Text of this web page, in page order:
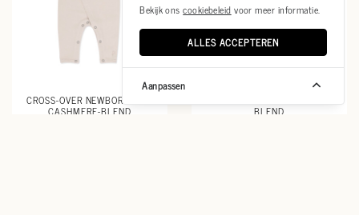
CROSS-OVER NEWBORN SUIT
CASHMERE-BLEND
BLEND
Bekijk onscookiebeleid voor meer informatie.
ALLES ACCEPTEREN
Aanpassen